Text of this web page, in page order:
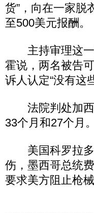
货”，向在一家脱
至500美元报酬。
主持审理这一
霍说，两名被告
诉人认定“没有这
法院判处加西
33个月和27个月。
美国科罗拉多
伤，墨西哥总统
要求美方阻止枪